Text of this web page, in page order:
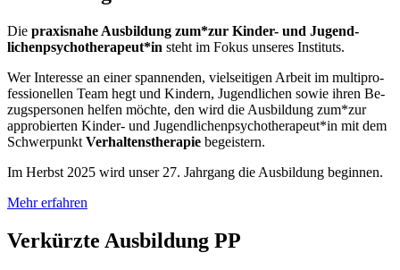
Die praxisnahe Ausbildung zum*zur Kin­der- und Ju­gend­
lichen­psycho­thera­peut*in steht im Fokus unseres Instituts.
Wer Interesse an einer spannenden, viel­sei­ti­gen Ar­beit im multi­pro­
fessio­nellen Team hegt und Kin­dern, Jugendlichen sowie ihren Be­
zugs­per­sonen helfen möchte, den wird die Ausbildung zum*zur
appro­bierten Kinder- und Jugend­lichen­psycho­thera­peut*in mit dem
Schwer­punkt Ver­hal­tens­thera­pie be­geis­tern.
Im Herbst 2025 wird unser 27. Jahrgang die Aus­bil­dung beginnen.
Mehr erfahren
Verkürzte Ausbildung PP